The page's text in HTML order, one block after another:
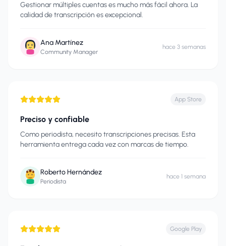
Gestionar múltiples cuentas es mucho más fácil ahora. La
calidad de transcripción es excepcional.
Ana Martínez
Community Manager
hace 3 semanas
App Store
Preciso y confiable
Como periodista, necesito transcripciones precisas. Esta
herramienta entrega cada vez con marcas de tiempo.
Roberto Hernández
Periodista
hace 1 semana
Google Play